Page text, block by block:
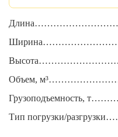
Объем,
Грузоподъемность,
Тип погрузки/